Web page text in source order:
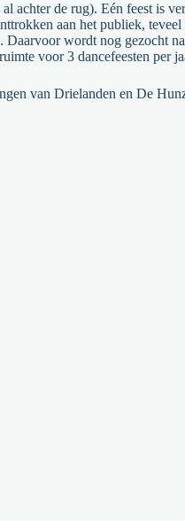
achter de rug). Eén feest is
aan het publiek, teveel
wordt nog gezocht
voor 3 dancefeesten per
van Drielanden en De